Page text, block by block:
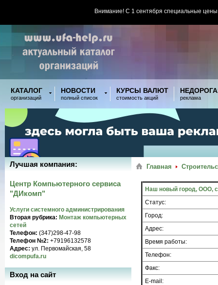
Внимание! С 1 сентября специальные
КАТАЛОГ
организаций
НОВОСТИ
полный список
КУРСЫ ВАЛЮТ
стоимость акций реклама
Главная
Наш новый город, ООО,
Статус:
Город:
Адрес:
Время работы:
Телефон:
Факс:
E-mail:
Лучшая компания:
Центр Компьютерного сервиса
"ДИкомп"
Услуги системного администрирования
Вторая рубрика: Монтаж компьютерных
сетей
Телефон: (347)298-47-98
Телефон №2: +79196132578
Адрес: ул. Первомайская, 58
dicompufa.ru
Вход на сайт